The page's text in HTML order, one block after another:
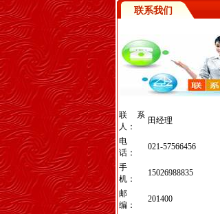
联系我们
联系
人：
田经理
电
话：
021-57566456
手
机：
15026988835
邮
编：
201400